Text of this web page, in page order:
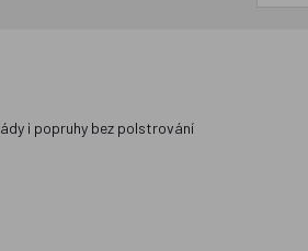
i popruhy bez polstrování